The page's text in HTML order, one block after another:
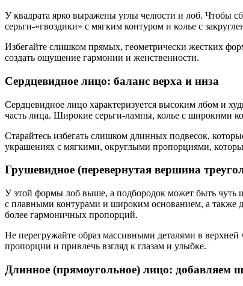
У квадрата ярко выражены углы челюсти и лоб. Чтобы
серьги-«гвоздики» с мягким контуром и колье с
Избегайте слишком прямых, геометрически жестких
создать ощущение гармонии и женственности.
Сердцевидное лицо: баланс верха и низа
Сердцевидное лицо характеризуется высоким лбом и
часть лица. Широкие серьги-лампы, колье с широкими
Старайтесь избегать слишком длинных подвесок,
украшениях с мягкими, округлыми пропорциями,
Грушевидное (перевернутая вершина
У этой формы лоб выше, а подбородок может быть чуть
с плавными контурами и широким основанием, а также
более гармоничных пропорций.
Не перегружайте образ массивными деталями в
пропорции и привлечь взгляд к глазам и улыбке.
Длинное (прямоугольное) лицо: добавляем